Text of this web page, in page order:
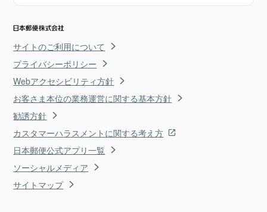
サイトのご利用について
プライバシーポリシー
Webアクセシビリティ方針
お客さま本位の業務運営に関する基本方針
勧誘方針
カスタマーハラスメントに関する考え方
日本郵便公式アプリ一覧
ソーシャルメディア
サイトマップ